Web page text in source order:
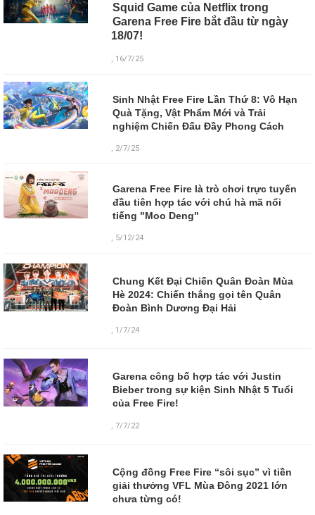
Squid Game của Netflix trong
Garena Free Fire bắt đầu từ ngày
18/07!
, 16/7/25
Sinh Nhật Free Fire Lần Thứ 8: Vô Hạn
Quà Tặng, Vật Phẩm Mới và Trải
nghiệm Chiến Đấu Đầy Phong Cách
, 2/7/25
Garena Free Fire là trò chơi trực tuyến
đầu tiên hợp tác với chú hà mã nổi
tiếng "Moo Deng"
, 5/12/24
Chung Kết Đại Chiến Quân Đoàn Mùa
Hè 2024: Chiến thắng gọi tên Quân
Đoàn Bình Dương Đại Hải
, 1/7/24
Garena công bố hợp tác với Justin
Bieber trong sự kiện Sinh Nhật 5 Tuổi
của Free Fire!
,7/7/22
Cộng đồng Free Fire “sôi sục” vì tiền
giải thưởng VFL Mùa Đông 2021 lớn
chưa từng có!